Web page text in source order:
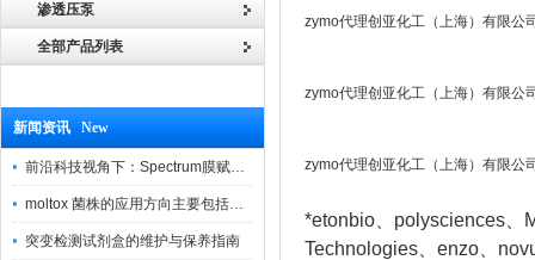
渗透压泵
全部产品列表
新闻资讯 New
前沿科技视角下：Spectrum膜赋能精密制造
moltox 菌株的应用方向主要包括以下几个方面
突变检测试剂盒的维护与保养指南
zymo代理创亚化工（上海）有限公
zymo代理创亚化工（上海）有限公
zymo代理创亚化工（上海）有限公
*etonbio、polysciences、
Technologies、enzo、